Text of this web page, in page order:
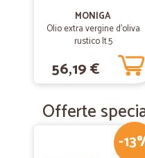
MONIGA
Olio extra vergine d'oliva
rustico lt.5
56,19 €
Offerte
-